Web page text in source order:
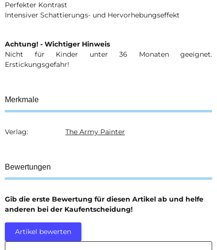
Perfekter Kontrast
Intensiver Schattierungs- und Hervorhebungseffekt
Achtung! - Wichtiger Hinweis
Nicht für Kinder unter 36 Monaten geeignet.
Erstickungsgefahr!
Merkmale
Produkteigenschaft
Wert
Verlag: The Army Painter
Bewertungen
Gib die erste Bewertung für diesen Artikel ab und helfe
anderen bei der Kaufentscheidung!
Artikel bewerten